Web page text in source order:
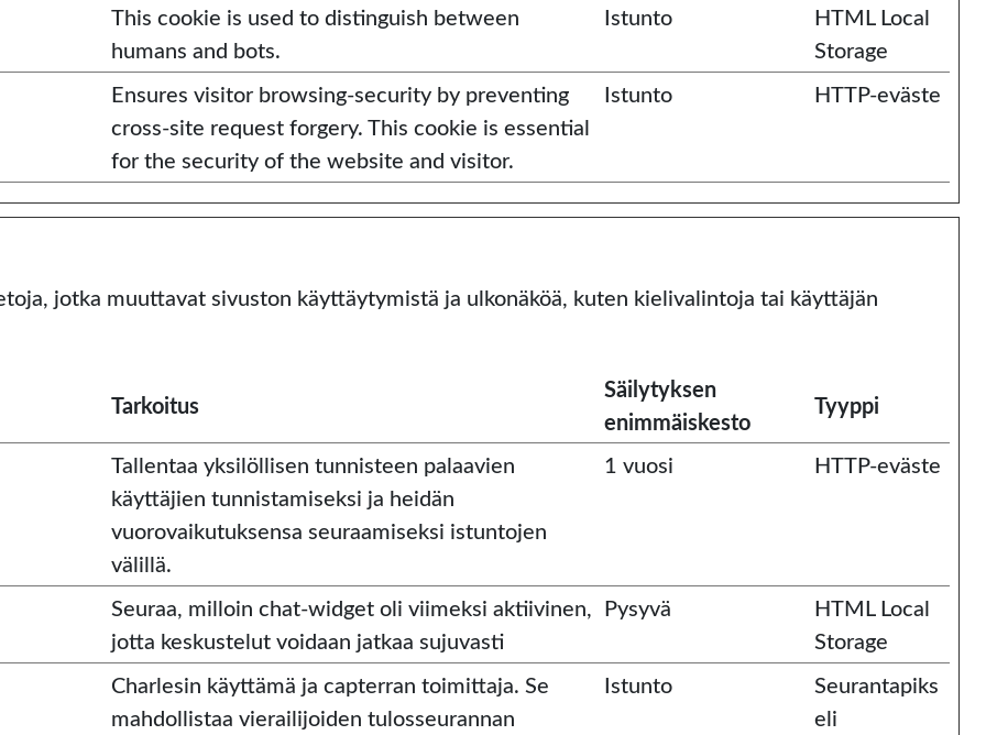
This cookie is used to distinguish between
humans and bots.
Istunto
HTML Local
Storage
Ensures visitor browsing-security by preventing
cross-site request forgery. This cookie is essential
for the security of the website and visitor.
Istunto HTTP-eväste
jotka muuttavat sivuston käyttäytymistä ja ulkonäköä, kuten kielivalintoja tai käyttäjän
Tarkoitus
Säilytyksen
enimmäiskesto
Tyyppi
Tallentaa yksilöllisen tunnisteen palaavien
käyttäjien tunnistamiseksi ja heidän
vuorovaikutuksensa seuraamiseksi istuntojen
välillä.
1 vuosi HTTP-eväste
Seuraa, milloin chat-widget oli viimeksi aktiivinen,
jotta keskustelut voidaan jatkaa sujuvasti
Pysyvä
HTML Local
Storage
Charlesin käyttämä ja capterran toimittaja. Se
mahdollistaa vierailijoiden tulosseurannan
Istunto
Seurantapiks
eli